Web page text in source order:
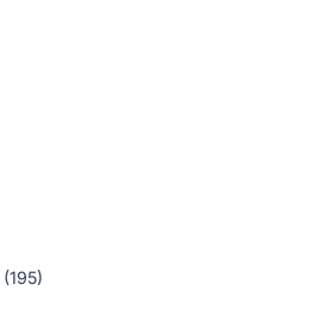
(195)